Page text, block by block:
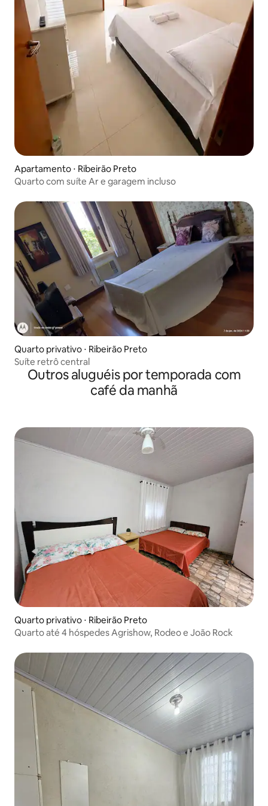
Apartamento ⋅ Ribeirão Preto
Quarto com suíte Ar e garagem incluso
Quarto privativo ⋅ Ribeirão Preto
Suíte retrô central
Outros aluguéis por temporada com
café da manhã
Quarto privativo ⋅ Ribeirão Preto
Quarto até 4 hóspedes Agrishow, Rodeo e João Rock